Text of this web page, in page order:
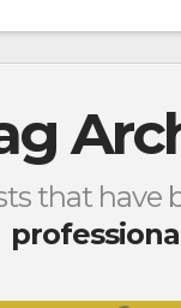
that have